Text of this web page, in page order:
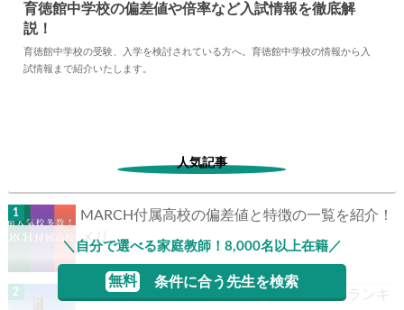
中学情報 2024.04.18
育徳館中学校の偏差値や倍率など入試情報を徹底解
説！
育徳館中学校の受験、入学を検討されている方へ。育徳館中学校の情報から入
試情報まで紹介いたします。
人気記事
MARCH付属高校の偏差値と特徴の一覧を紹介！
メリ...
【2026年最新版】東京大学 合格者高校別ランキ
＼自分で選べる家庭教師！8,000名以上在籍／
無料 条件に合う先生を検索